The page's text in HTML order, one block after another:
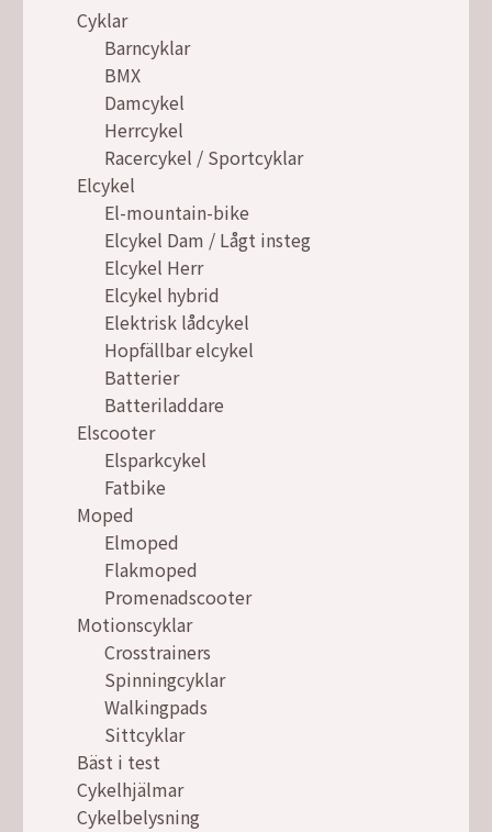
Cyklar
Barncyklar
BMX
Damcykel
Herrcykel
Racercykel / Sportcyklar
Elcykel
El-mountain-bike
Elcykel Dam / Lågt insteg
Elcykel Herr
Elcykel hybrid
Elektrisk lådcykel
Hopfällbar elcykel
Batterier
Batteriladdare
Elscooter
Elsparkcykel
Fatbike
Moped
Elmoped
Flakmoped
Promenadscooter
Motionscyklar
Crosstrainers
Spinningcyklar
Walkingpads
Sittcyklar
Bäst i test
Cykelhjälmar
Cykelbelysning